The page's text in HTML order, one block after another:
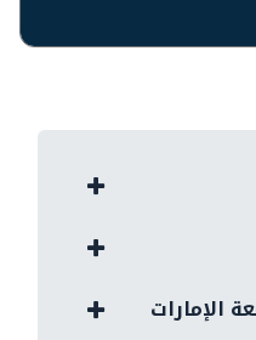
الإمارات